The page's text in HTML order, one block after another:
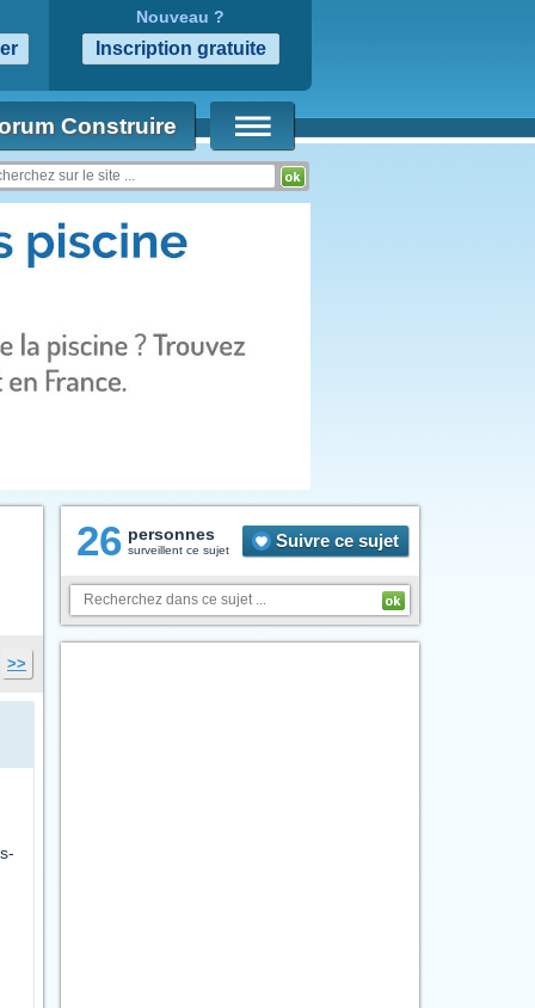
Nouveau ?
Construire
>>
26 personnes
surveillent ce sujet Suivre ce sujet